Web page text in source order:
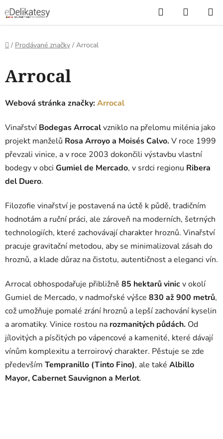
na
obsah
Hledat
KOŠÍK
Domů
/ Prodávané značky / Arrocal
Arrocal
Webová stránka značky:Arrocal
Vinařství Bodegas Arrocalvzniklo na přelomu milénia jako
projekt manželů Rosa Arroyo a Moisés Calvo. V roce 1999
převzali vinice, a v roce 2003 dokončili výstavbu vlastní
bodegy v obci Gumiel de Mercado, v srdci regionu Ribera
del Duero.
Filozofie vinařství je postavená na úctě k půdě, tradičním
hodnotám a ruční práci, ale zároveň na moderních, šetrných
technologiích, které zachovávají charakter hroznů. Vinařství
pracuje gravitační metodou, aby se minimalizoval zásah do
hroznů, a klade důraz na čistotu, autentičnost a eleganci vín.
Arrocal obhospodařuje přibližně 85 hektarů vinicv okolí
Gumiel de Mercado, v nadmořské výšce 830 až 900 metrů,
což umožňuje pomalé zrání hroznů a lepší zachování kyselin
a aromatiky. Vinice rostou na rozmanitých půdách. Od
jílovitých a písčitých po vápencové a kamenité, které dávají
vínům komplexitu a terroirový charakter. Pěstuje se zde
především Tempranillo (Tinto Fino), ale také Albillo
Mayor, Cabernet Sauvignon a Merlot.
ý
p
i
p
r
o
d
u
t
ů